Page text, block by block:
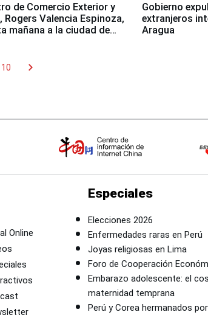
de Comercio Exterior y
Rogers Valencia Espinoza,
mañana a la ciudad de
Gobierno
extranjeros
Aragua
10 chevron_right
Online
Especiales
Elecciones 2026
Enfermedades raras en Perú
Joyas religiosas en Lima
Foro de Cooperación
Embarazo adolescente: el
maternidad temprana
Perú y Corea hermanados